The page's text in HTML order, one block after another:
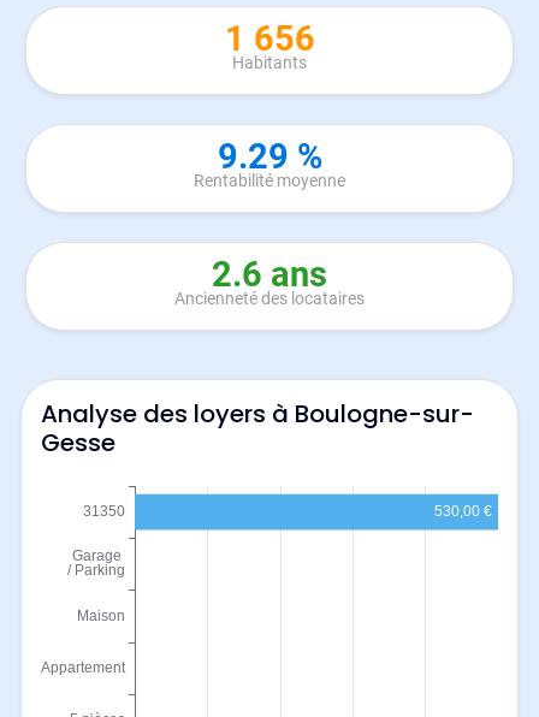
1 656
Habitants
9.29 %
Rentabilité moyenne
2.6 ans
Ancienneté des locataires
Analyse des loyers à Boulogne-sur-
Gesse